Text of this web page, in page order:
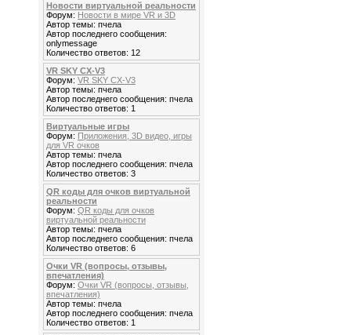
Новости виртуальной реальности
Форум: Новости в мире VR и 3D
Автор темы: пчела
Автор последнего сообщения:
onlymessage
Количество ответов: 12
VR SKY CX-V3
Форум: VR SKY CX-V3
Автор темы: пчела
Автор последнего сообщения: пчела
Количество ответов: 1
Виртуальные игры
Форум: Приложения, 3D видео, игры
для VR очков
Автор темы: пчела
Автор последнего сообщения: пчела
Количество ответов: 3
QR коды для очков виртуальной
реальности
Форум: QR коды для очков
виртуальной реальности
Автор темы: пчела
Автор последнего сообщения: пчела
Количество ответов: 6
Очки VR (вопросы, отзывы,
впечатления)
Форум: Очки VR (вопросы, отзывы,
впечатления)
Автор темы: пчела
Автор последнего сообщения: пчела
Количество ответов: 1